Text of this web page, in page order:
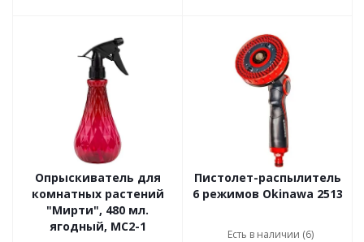
Опрыскиватель для
комнатных растений
"Мирти", 480 мл.
ягодный, MС2-1
Пистолет-распылитель
6 режимов Okinawa 2513
Есть в наличии (6)